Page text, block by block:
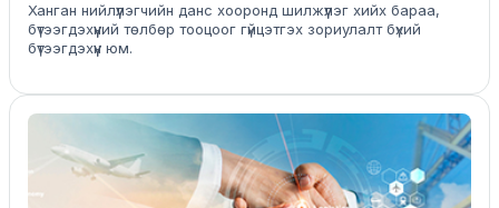
Ханган нийлүүлэгчийн данс хооронд шилжүүлэг хийх бараа,
бүтээгдэхүүний төлбөр тооцоог гүйцэтгэх зориулалт бүхий
бүтээгдэхүүн юм.